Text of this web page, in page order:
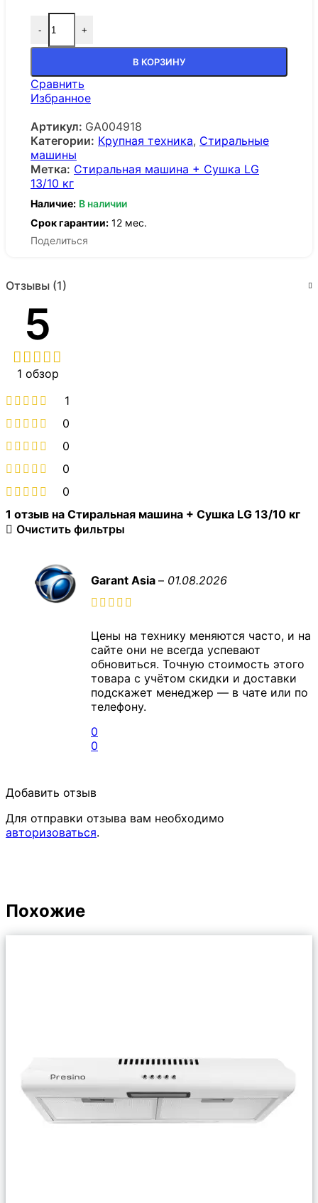
- +
В КОРЗИНУ
Сравнить
Избранное
Артикул: GA004918
Категории: Крупная техника, Стиральные
машины
Метка: Стиральная машина + Сушка LG
13/10 кг
Наличие: В наличии
Срок гарантии: 12 мес.
Поделиться
Отзывы (1)
5
1 обзор
1
0
0
0
0
1 отзыв на Стиральная машина + Сушка LG 13/10 кг
Очистить фильтры
Garant Asia – 01.08.2026
Цены на технику меняются часто, и на
сайте они не всегда успевают
обновиться. Точную стоимость этого
товара с учётом скидки и доставки
подскажет менеджер — в чате или по
телефону.
0
0
Добавить отзыв
Для отправки отзыва вам необходимо
авторизоваться.
Похожие